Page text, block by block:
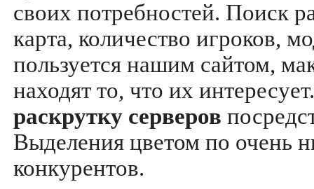
своих потребностей. Поиск
карта, количество игроков,
пользуется нашим сайтом,
находят то, что их
раскрутку серверов
Выделения цветом по очень
конкурентов.